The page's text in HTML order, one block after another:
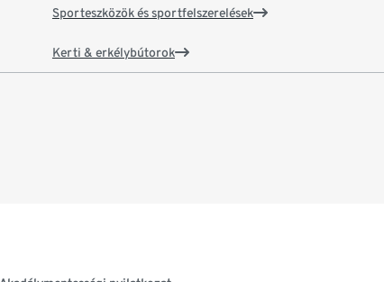
Sporteszközök és sportfelszerelések
Kerti & erkélybútorok